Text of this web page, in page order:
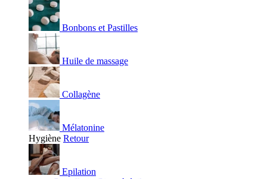
Bonbons et Pastilles
Huile de massage
Collagène
Mélatonine
Hygiène Retour
Epilation